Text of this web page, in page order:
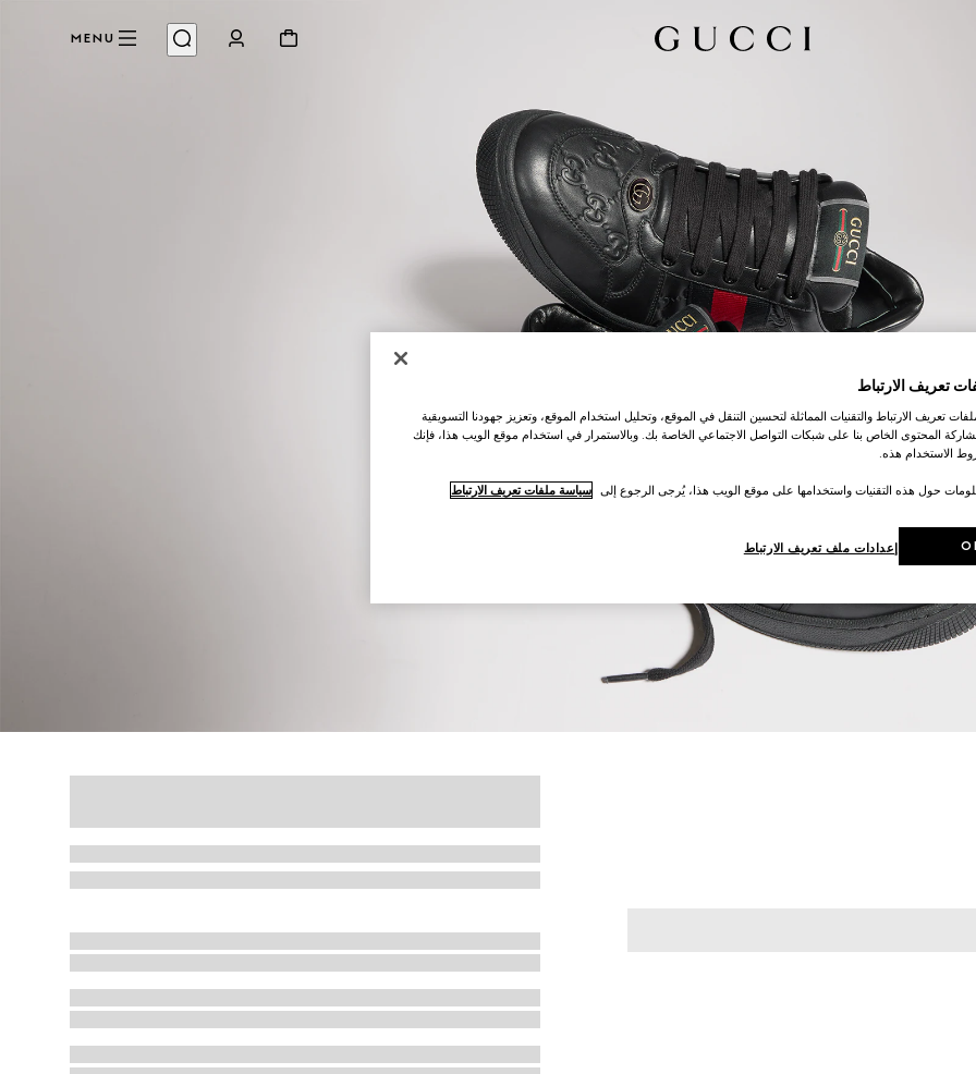
MENU
تعريف الارتباط
تعريف الارتباط والتقنيات المماثلة لتحسين التنقل في الموقع، وتحليل استخدام الموقع، وتعزيز جهودنا التسويقية
المحتوى الخاص بنا على شبكات التواصل الاجتماعي الخاصة بك. وبالاستمرار في استخدام موقع الويب هذا، فإنك
الاستخدام هذه.
حول هذه التقنيات واستخدامها على موقع الويب هذا، يُرجى الرجوع إلى سياسة ملفات تعريف الارتباط
إعدادات ملف تعريف الارتباط